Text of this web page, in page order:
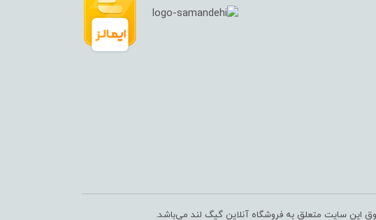
این سایت متعلق به فروشگاه آنلاین گیگ لند می‌باشد.